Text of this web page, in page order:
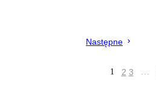
Następne
1 2 3 …